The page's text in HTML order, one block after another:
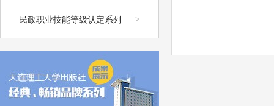
民政职业技能等级认定系列 >